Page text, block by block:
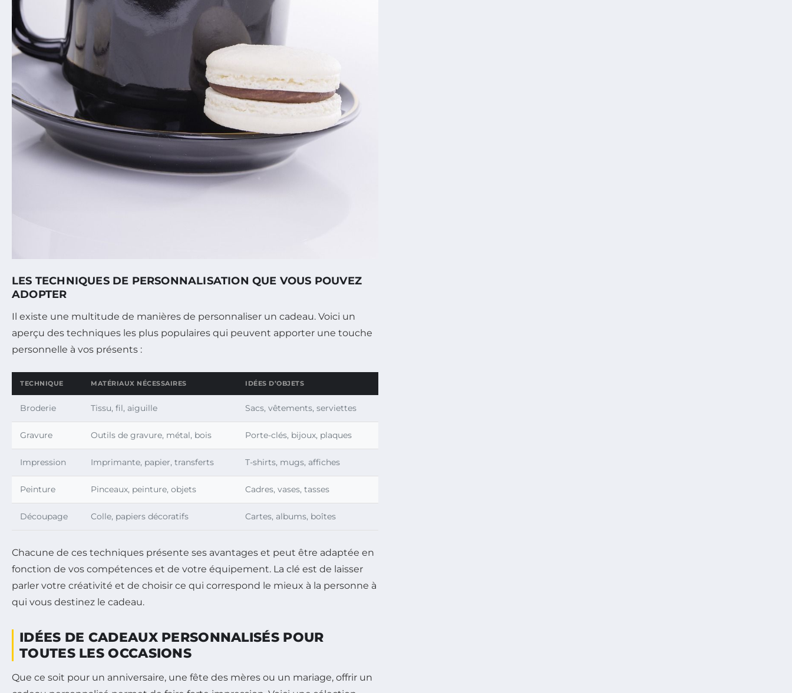
LES TECHNIQUES DE PERSONNALISATION QUE VOUS POUVEZ
ADOPTER
Il existe une multitude de manières de personnaliser un cadeau. Voici un
aperçu des techniques les plus populaires qui peuvent apporter une touche
personnelle à vos présents :
TECHNIQUE MATÉRIAUX NÉCESSAIRES IDÉES D’OBJETS
Broderie Tissu, fil, aiguille Sacs, vêtements, serviettes
Gravure Outils de gravure, métal, bois Porte-clés, bijoux, plaques
Impression Imprimante, papier, transferts T-shirts, mugs, affiches
Peinture Pinceaux, peinture, objets Cadres, vases, tasses
Découpage Colle, papiers décoratifs Cartes, albums, boîtes
Chacune de ces techniques présente ses avantages et peut être adaptée en
fonction de vos compétences et de votre équipement. La clé est de laisser
parler votre créativité et de choisir ce qui correspond le mieux à la personne à
qui vous destinez le cadeau.
IDÉES DE CADEAUX PERSONNALISÉS POUR
TOUTES LES OCCASIONS
Que ce soit pour un anniversaire, une fête des mères ou un mariage, offrir un